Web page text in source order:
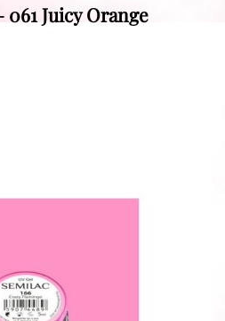
Juicy Orange